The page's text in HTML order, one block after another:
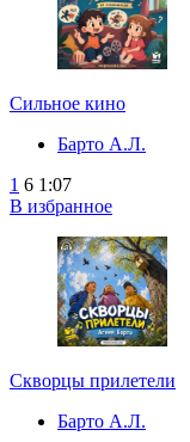
Сильное кино
Барто А.Л.
1 6 1:07
В избранное
Скворцы прилетели
Барто А.Л.